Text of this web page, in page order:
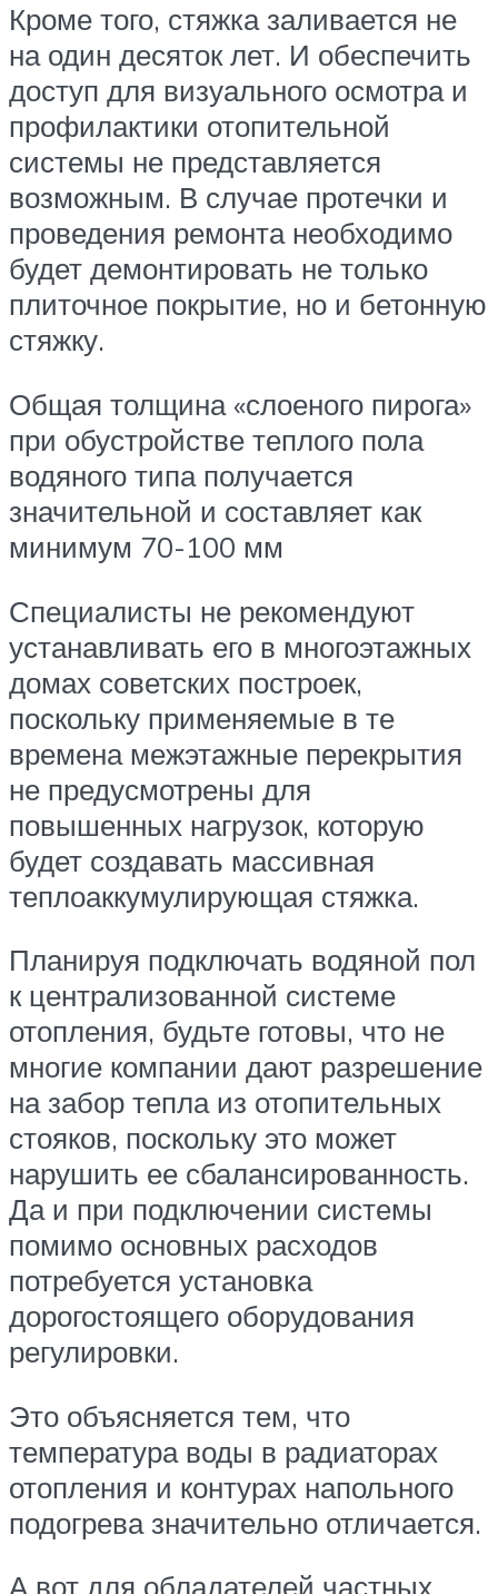
Кроме того, стяжка заливается не
на один десяток лет. И обеспечить
доступ для визуального осмотра и
профилактики отопительной
системы не представляется
возможным. В случае протечки и
проведения ремонта необходимо
будет демонтировать не только
плиточное покрытие, но и бетонную
стяжку.
Общая толщина «слоеного пирога»
при обустройстве теплого пола
водяного типа получается
значительной и составляет как
минимум 70-100 мм
Специалисты не рекомендуют
устанавливать его в многоэтажных
домах советских построек,
поскольку применяемые в те
времена межэтажные перекрытия
не предусмотрены для
повышенных нагрузок, которую
будет создавать массивная
теплоаккумулирующая стяжка.
Планируя подключать водяной пол
к централизованной системе
отопления, будьте готовы, что не
многие компании дают разрешение
на забор тепла из отопительных
стояков, поскольку это может
нарушить ее сбалансированность.
Да и при подключении системы
помимо основных расходов
потребуется установка
дорогостоящего оборудования
регулировки.
Это объясняется тем, что
температура воды в радиаторах
отопления и контурах напольного
подогрева значительно отличается.
А вот для обладателей частных